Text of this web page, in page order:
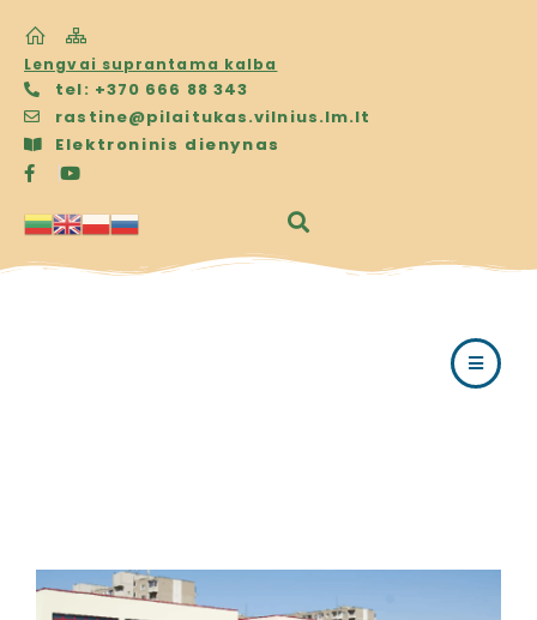
Lengvai suprantama kalba
tel: +370 666 88 343
rastine@pilaitukas.vilnius.lm.lt
Elektroninis dienynas